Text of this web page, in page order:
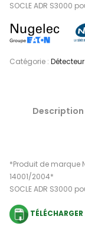
SOCLE ADR S3000
Catégorie :
Description
*Produit de marque
14001/2004*
SOCLE ADR S3000